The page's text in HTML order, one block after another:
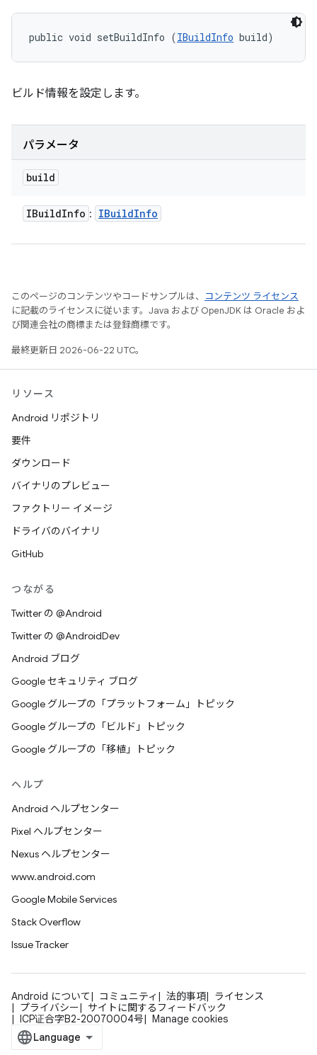
public void setBuildInfo (IBuildInfo build)
ビルド情報を設定します。
パラメータ
build
IBuildInfo : IBuildInfo
このページのコンテンツやコードサンプルは、
コンテンツ ライセンス
に記載のライセンスに従います。Java および OpenJDK は Oracle およ
び関連会社の商標または登録商標です。
最終更新日 2026-06-22 UTC。
リソース
Android リポジトリ
要件
ダウンロード
バイナリのプレビュー
ファクトリー イメージ
ドライバのバイナリ
GitHub
つながる
Twitter の @Android
Twitter の @AndroidDev
Android ブログ
Google セキュリティ ブログ
Google グループの「プラットフォーム」トピック
Google グループの「ビルド」トピック
Google グループの「移植」トピック
ヘルプ
Android ヘルプセンター
Pixel ヘルプセンター
Nexus ヘルプセンター
www.android.com
Google Mobile Services
Stack Overflow
Issue Tracker
Android について コミュニティ 法的事項
ライセンス
プライバシー
サイトに関するフィードバック
ICP证合字B2-20070004号
Manage cookies